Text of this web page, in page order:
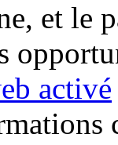
et le
activé